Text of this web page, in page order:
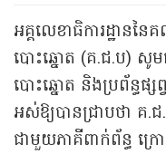
អគ្គលេខាធិការដ្ឋាននៃ
បោះឆ្នោត (គ.ជ.ប) សូ
បោះឆ្នោត និងប្រព័ន្ធផ្ស
អស់ឱ្យបានជ្រាបថា គ.ជ
ជាមួយភាគីពាក់ព័ន្ធ ក្រ